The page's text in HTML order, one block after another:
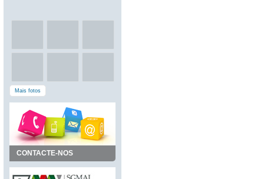
Mais fotos
CONTACTE-NOS